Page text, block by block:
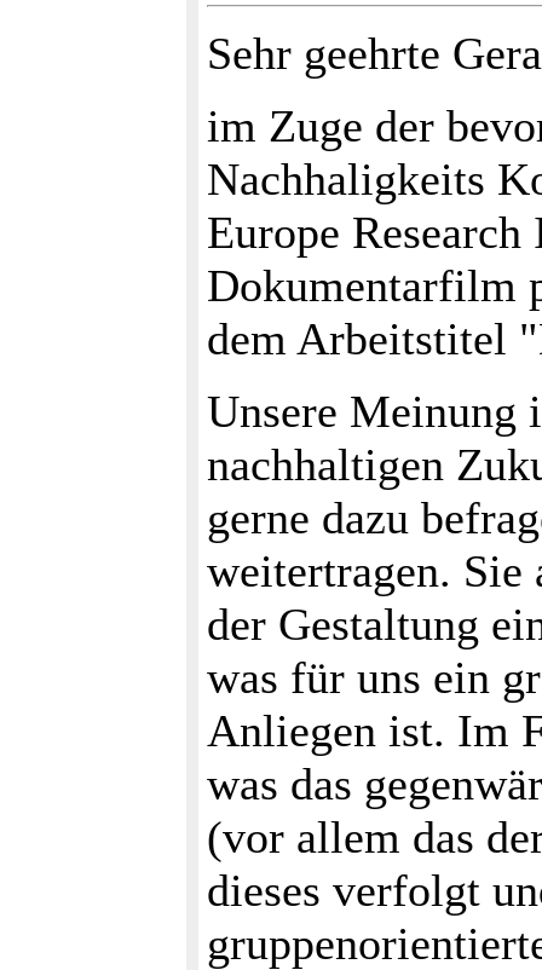
Sehr geehrte
im Zuge der
Nachhaligkeits
Europe
Dokumentarfilm
dem Arbeitstitel
Unsere Meinung
nachhaltigen
gerne dazu
weitertragen. Sie
der Gestaltung
was für uns ein
Anliegen ist. Im
was das
(vor allem das
dieses verfolgt